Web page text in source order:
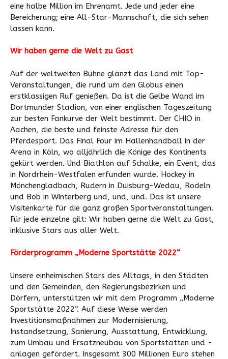
eine halbe Million im Ehrenamt. Jede und jeder eine
Bereicherung; eine All-Star-Mannschaft, die sich sehen
lassen kann.
Wir haben gerne die Welt zu Gast
Auf der weltweiten Bühne glänzt das Land mit Top-
Veranstaltungen, die rund um den Globus einen
erstklassigen Ruf genießen. Da ist die Gelbe Wand im
Dortmunder Stadion, von einer englischen Tageszeitung
zur besten Fankurve der Welt bestimmt. Der CHIO in
Aachen, die beste und feinste Adresse für den
Pferdesport. Das Final Four im Hallenhandball in der
Arena in Köln, wo alljährlich die Könige des Kontinents
gekürt werden. Und Biathlon auf Schalke, ein Event, das
in Nordrhein-Westfalen erfunden wurde. Hockey in
Mönchengladbach, Rudern in Duisburg-Wedau, Rodeln
und Bob in Winterberg und, und, und. Das ist unsere
Visitenkarte für die ganz großen Sportveranstaltungen.
Für jede einzelne gilt: Wir haben gerne die Welt zu Gast,
inklusive Stars aus aller Welt.
Förderprogramm „Moderne Sportstätte 2022“
Unsere einheimischen Stars des Alltags, in den Städten
und den Gemeinden, den Regierungsbezirken und
Dörfern, unterstützen wir mit dem Programm „Moderne
Sportstätte 2022“. Auf diese Weise werden
Investitionsmaßnahmen zur Modernisierung,
Instandsetzung, Sanierung, Ausstattung, Entwicklung,
zum Umbau und Ersatzneubau von Sportstätten und -
anlagen gefördert. Insgesamt 300 Millionen Euro stehen